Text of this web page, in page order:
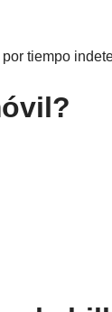
tiempo